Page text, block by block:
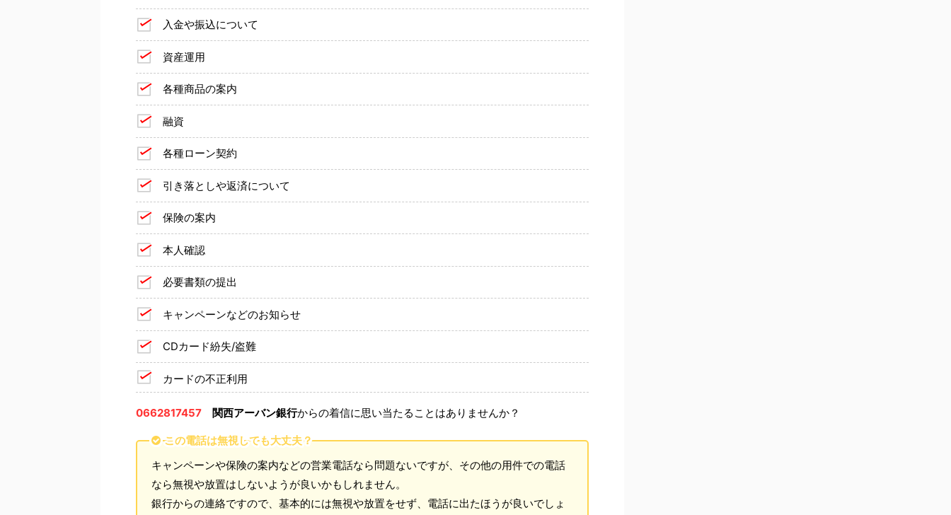
入金や振込について
資産運用
各種商品の案内
融資
各種ローン契約
引き落としや返済について
保険の案内
本人確認
必要書類の提出
キャンペーンなどのお知らせ
CDカード紛失/盗難
カードの不正利用
0662817457 関西アーバン銀行からの着信に思い当たることはありませんか？
この電話は無視しても大丈夫？
キャンペーンや保険の案内などの営業電話なら問題ないですが、その他の用件での電話
なら無視や放置はしないようが良いかもしれません。
銀行からの連絡ですので、基本的には無視や放置をせず、電話に出たほうが良いでしょ